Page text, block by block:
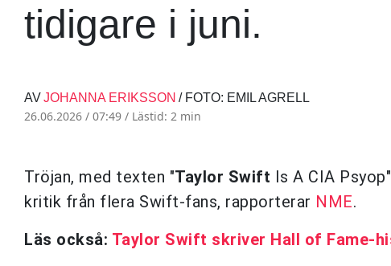
tidigare i juni.
AVJOHANNA ERIKSSON / FOTO: EMIL AGRELL
26.06.2026 / 07:49 / Lästid: 2 min
Tröjan, med texten "Taylor Swift Is A CIA
kritik från flera Swift-fans, rapporterar NME.
Läs också: Taylor Swift skriver Hall of Fame-